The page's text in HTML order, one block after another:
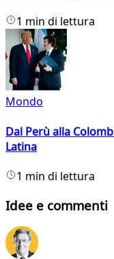
1 min di lettura
Mondo
Dal Perù alla
Latina
1 min di lettura
Idee e commenti